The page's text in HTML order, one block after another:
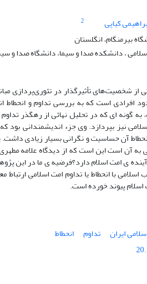
کیاپی
2
بیرمنگام، انگلستان
، دانشکده صدا و سیما، دانشگاه صدا و
شخصیت‌های تأثیرگذار در تئوری‌پردازی
افرادی است که به بررسی تداوم و انحطاط
گونه ای که در تحلیل نهائی از رهگذر تداوم
نیز بپردازد. وی جزء اندیشمندانی بود
آن حساسیت و نگرانی بسیار زیادی
آن است این است که از دیدگاه علامه
آینده ی امت اسلام دارد؟فرضیه ی ما در این
اسلامی با انحطاط یا تداوم امت اسلامی
اسلام پیوند خورده است.
ایران تداوم
انحطاط